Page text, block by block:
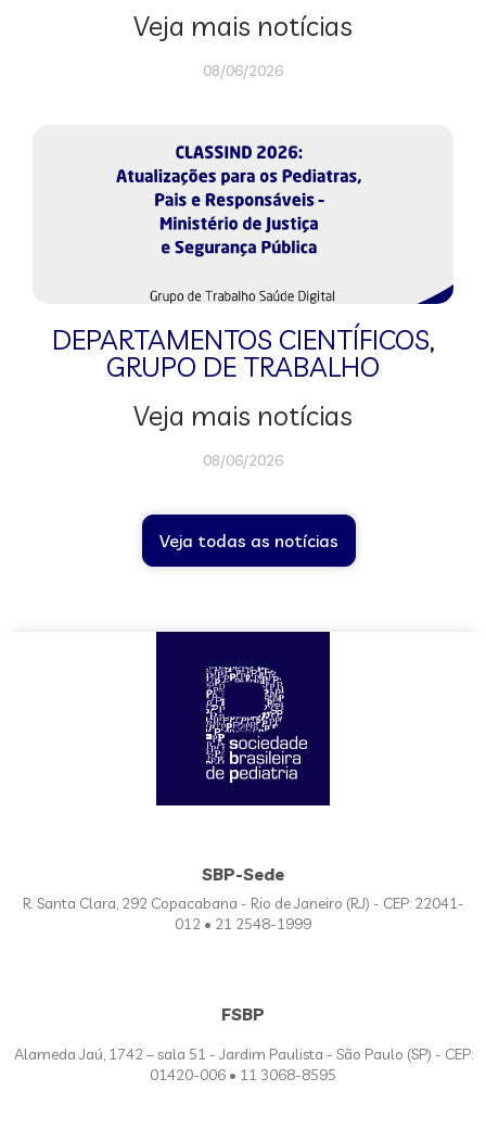
Veja mais notícias
08/06/2026
DEPARTAMENTOS CIENTÍFICOS,
GRUPO DE TRABALHO
Veja mais notícias
08/06/2026
Veja todas as notícias
SBP-Sede
R. Santa Clara, 292 Copacabana - Rio de Janeiro (RJ) - CEP: 22041-
012 • 21 2548-1999
FSBP
Alameda Jaú, 1742 – sala 51 - Jardim Paulista - São Paulo (SP) - CEP:
01420-006 • 11 3068-8595